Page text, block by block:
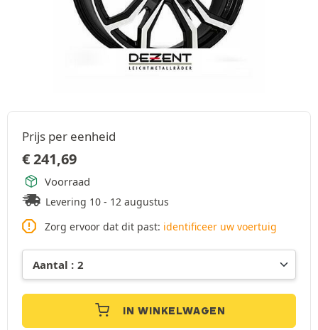
Prijs per eenheid
€241,69
Voorraad
Levering 10 - 12 augustus
Zorg ervoor dat dit past: identificeer uw voertuig
IN WINKELWAGEN